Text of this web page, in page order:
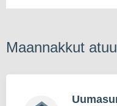
Maannakkut